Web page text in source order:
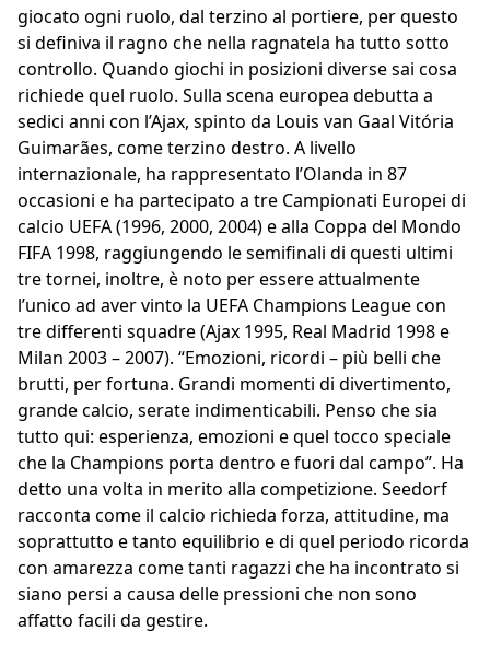
giocato ogni ruolo, dal terzino al portiere, per questo
si definiva il ragno che nella ragnatela ha tutto sotto
controllo. Quando giochi in posizioni diverse sai cosa
richiede quel ruolo. Sulla scena europea debutta a
sedici anni con l’Ajax, spinto da Louis van Gaal Vitória
Guimarães, come terzino destro. A livello
internazionale, ha rappresentato l’Olanda in 87
occasioni e ha partecipato a tre Campionati Europei di
calcio UEFA (1996, 2000, 2004) e alla Coppa del Mondo
FIFA 1998, raggiungendo le semifinali di questi ultimi
tre tornei, inoltre, è noto per essere attualmente
l’unico ad aver vinto la UEFA Champions League con
tre differenti squadre (Ajax 1995, Real Madrid 1998 e
Milan 2003 – 2007). “Emozioni, ricordi – più belli che
brutti, per fortuna. Grandi momenti di divertimento,
grande calcio, serate indimenticabili. Penso che sia
tutto qui: esperienza, emozioni e quel tocco speciale
che la Champions porta dentro e fuori dal campo”. Ha
detto una volta in merito alla competizione. Seedorf
racconta come il calcio richieda forza, attitudine, ma
soprattutto e tanto equilibrio e di quel periodo ricorda
con amarezza come tanti ragazzi che ha incontrato si
siano persi a causa delle pressioni che non sono
affatto facili da gestire.